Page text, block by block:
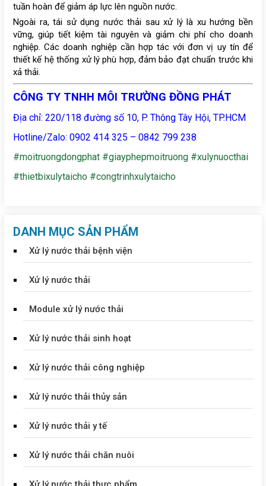
tuần hoàn để giảm áp lực lên nguồn nước.
Ngoài ra, tái sử dụng nước thải sau xử lý là xu hướng bền
vững, giúp tiết kiệm tài nguyên và giảm chi phí cho doanh
nghiệp. Các doanh nghiệp cần hợp tác với đơn vị uy tín để
thiết kế hệ thống xử lý phù hợp, đảm bảo đạt chuẩn trước khi
xả thải.
CÔNG TY TNHH MÔI TRƯỜNG ĐỒNG PHÁT
Địa chỉ: 220/118 đường số 10, P. Thông Tây Hội, TP.HCM
Hotline/Zalo: 0902 414 325 – 0842 799 238
#moitruongdongphat #giayphepmoitruong #xulynuocthai
#thietbixulytaicho #congtrinhxulytaicho
DANH MỤC SẢN PHẨM
Xử lý nước thải bệnh viện
Xử lý nước thải
Module xử lý nước thải
Xử lý nước thải sinh hoạt
Xử lý nước thải công nghiệp
Xử lý nước thải thủy sản
Xử lý nước thải y tế
Xử lý nước thải chăn nuôi